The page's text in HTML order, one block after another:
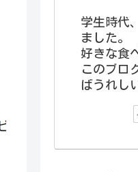
学生時代
ました。
好きな食
このブロ
ばうれし